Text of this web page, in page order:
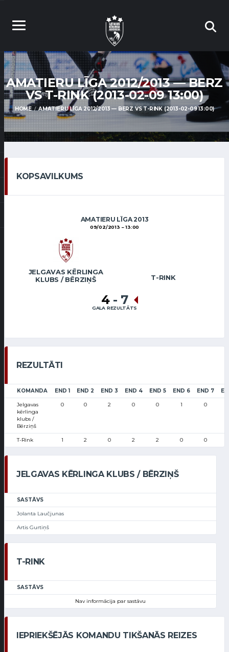
AMATIERU LĪGA 2012/2013 — BERZ
VS T-RINK (2013-02-09 13:00)
HOME AMATIERU LĪGA 2012/2013 — BERZ VS T-RINK (2013-02-09 13:00)
KOPSAVILKUMS
AMATIERU LĪGA 2013
09/02/2013 13:00
JELGAVAS KĒRLINGA
KLUBS / BĒRZIŅŠ
T-RINK
4 - 7
GALA REZULTĀTS
REZULTĀTI
KOMANDA END 1 END 2 END 3 END 4 END 5 END 6 END 7
Jelgavas
kērlinga
klubs /
Bērziņš
0 0 2 0 0 1 0
T-Rink 1 2 0 2 2 0 0
JELGAVAS KĒRLINGA KLUBS / BĒRZIŅŠ
SASTĀVS
Jolanta Laučjunas
Artis Gurtiņš
T-RINK
SASTĀVS
Nav informācija par sastāvu
IEPRIEKŠĒJĀS KOMANDU TIKŠANĀS REIZES